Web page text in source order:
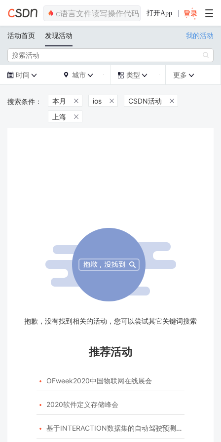
打开App
活动首页 发现活动 我的活动

 时间   城市   类型  更多 
本月  ios  CSDN活动 
上海 
抱歉，没有找到相关的活动，您可以尝试其它关键词搜索
推荐活动
 OFweek2020中国物联网在线展会
 2020软件定义存储峰会
 基于INTERACTION数据集的自动驾驶预测模型挑战赛